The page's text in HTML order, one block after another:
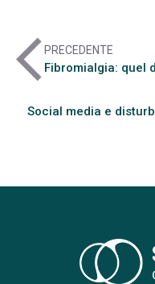
arrow_back_iosPRECEDENTE
Fibromialgia: quel
Social media e